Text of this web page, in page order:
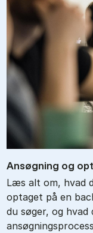
An­søg­ning og
Læs alt om, hvad
optaget på en
du søger, og